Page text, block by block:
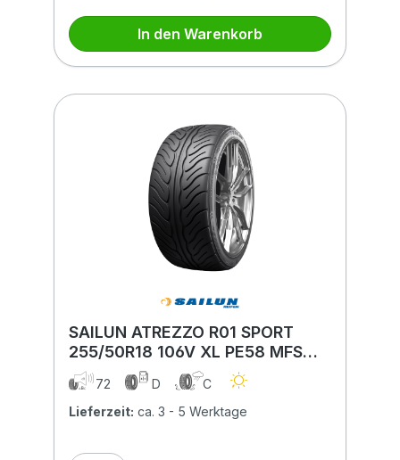
In den Warenkorb
SAILUN ATREZZO R01 SPORT
255/50R18 106V XL PE58 MFS
BSW
72 D
C
Lieferzeit: ca. 3 - 5 Werktage